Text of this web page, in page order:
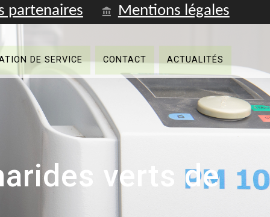
partenaires Mentions légales
DE SERVICE CONTACT ACTUALITÉS
verts de